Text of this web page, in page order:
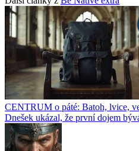
CENTRUM o páté: Batoh, lvice,
Dnešek ukázal, že první dojem